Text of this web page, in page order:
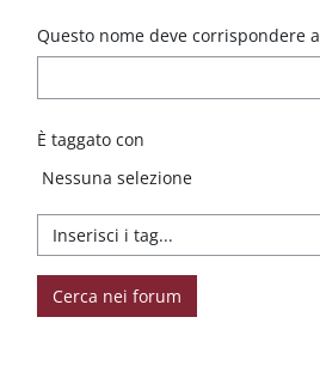
Questo nome deve corrispondere
È taggato con
Elementi selezionati:
Nessuna selezione
Cerca nei forum